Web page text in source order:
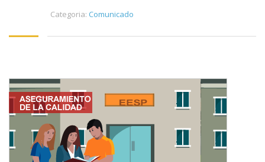
Categoria: Comunicado